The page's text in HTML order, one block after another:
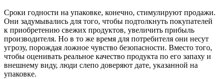
Сроки годности на упаковке, конечно, стимулируют продажи.
Они задумывались для того, чтобы подтолкнуть покупателей
к приобретению свежих продуктов, увеличить прибыль
производителя. Но в то же время для потребителя они несут
угрозу, порождая ложное чувство безопасности. Вместо того,
чтобы оценивать реальное качество продукта по его запаху и
внешнему виду, люди слепо доверяют дате, указанной на
упаковке.